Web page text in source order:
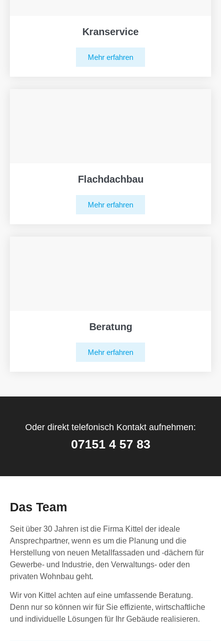
Kranservice
Mehr erfahren
Flachdachbau
Mehr erfahren
Beratung
Mehr erfahren
Oder direkt telefonisch Kontakt aufnehmen:
07151 4 57 83
Das Team
Seit über 30 Jahren ist die Firma Kittel der ideale
Ansprechpartner, wenn es um die Planung und die
Herstellung von neuen Metallfassaden und -dächern für
Gewerbe- und Industrie, den Verwaltungs- oder den
privaten Wohnbau geht.
Wir von Kittel achten auf eine umfassende Beratung.
Denn nur so können wir für Sie effiziente, wirtschaftliche
und individuelle Lösungen für Ihr Gebäude realisieren.